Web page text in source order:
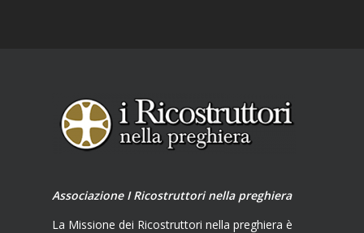
Associazione I Ricostruttori nella preghiera
La Missione dei Ricostruttori nella preghiera è